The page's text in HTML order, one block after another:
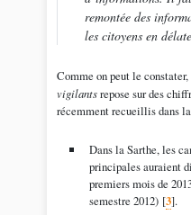
remontée des
les citoyens en
Comme on peut le
vigilantsrepose sur des
récemment recueillis dans
Dans la Sarthe, les
principales auraient
premiers mois de
semestre 2012) [3].